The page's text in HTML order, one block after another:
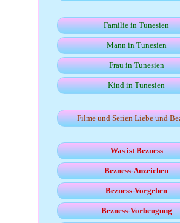
Familie in Tunesien
Mann in Tunesien
Frau in Tunesien
Kind in Tunesien
Filme und Serien Liebe und
Was ist Bezness
Bezness-Anzeichen
Bezness-Vorgehen
Bezness-Vorbeugung